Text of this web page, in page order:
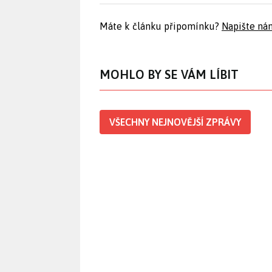
Máte k článku připomínku? Napište
MOHLO BY SE VÁM LÍBIT
VŠECHNY NEJNOVĚJŠÍ ZPRÁVY